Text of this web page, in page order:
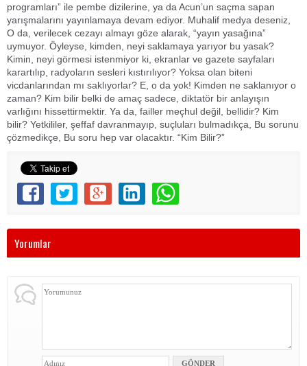
programları” ile pembe dizilerine, ya da Acun’un saçma sapan
yarışmalarını yayınlamaya devam ediyor. Muhalif medya deseniz,
O da, verilecek cezayı almayı göze alarak, “yayın yasağına”
uymuyor. Öyleyse, kimden, neyi saklamaya yarıyor bu yasak?
Kimin, neyi görmesi istenmiyor ki, ekranlar ve gazete sayfaları
karartılıp, radyoların sesleri kıstırılıyor? Yoksa olan biteni
vicdanlarından mı saklıyorlar? E, o da yok! Kimden ne saklanıyor o
zaman? Kim bilir belki de amaç sadece, diktatör bir anlayışın
varlığını hissettirmektir. Ya da, failler meçhul değil, bellidir? Kim
bilir? Yetkililer, şeffaf davranmayıp, suçluları bulmadıkça, Bu sorunu
çözmedikçe, Bu soru hep var olacaktır. “Kim Bilir?”
Yorumlar